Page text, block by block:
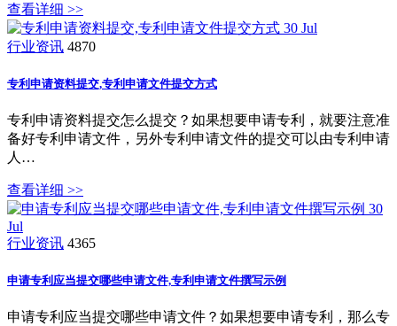
查看详细 >>
30 Jul
行业资讯 4870
专利申请资料提交,专利申请文件提交方式
专利申请资料提交怎么提交？如果想要申请专利，就要注意准
备好专利申请文件，另外专利申请文件的提交可以由专利申请
人…
查看详细 >>
30
Jul
行业资讯 4365
申请专利应当提交哪些申请文件,专利申请文件撰写示例
申请专利应当提交哪些申请文件？如果想要申请专利，那么专